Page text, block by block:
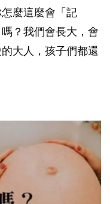
麼這麼會「記
？我們會長大，會
大人，孩子們都還